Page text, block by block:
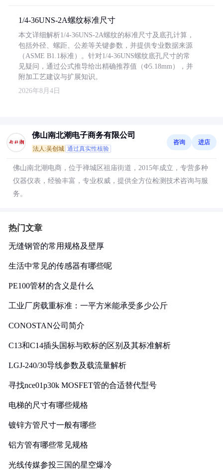
1/4-36UNS-2A螺纹标准尺寸
本文详细解析1/4-36UNS-2A螺纹的标准尺寸及底孔计算，
包括外径、螺距、公差等关键参数，并提供专业数据来源
（ASME B1.1标准）。针对1/4-36UNS螺纹底孔尺寸的常
见疑问，通过公式推导给出精确推荐值（Φ5.18mm），并
附加工艺建议与扩展知识。
2026年8月4日
佛山南北潮电子商务有限公司
法人:吴创城 通过真实性核验
咨询 进店
佛山南北潮电商，位于禅城区祖庙街道，2015年成立，专营多种
仪器仪表，经验丰富，专业权威，提供全方位检测技术咨询与服
务。
热门文章
无缝钢管的常用规格及壁厚
生活中常见的传感器有哪些呢
PE100管材的含义是什么
工业厂房载重标准：一平方米能承受多少公斤
CONOSTAN公司简介
C13和C14插头国标与欧标的区别及其标准解析
LGJ-240/30导线参数及载流量解析
寻找nce01p30k MOSFET管的合适替代型号
电梯的尺寸有哪些规格
镀锌方管尺寸一般有哪些
铝方管有哪些常见规格
光线传媒参投三国的星空爆冷